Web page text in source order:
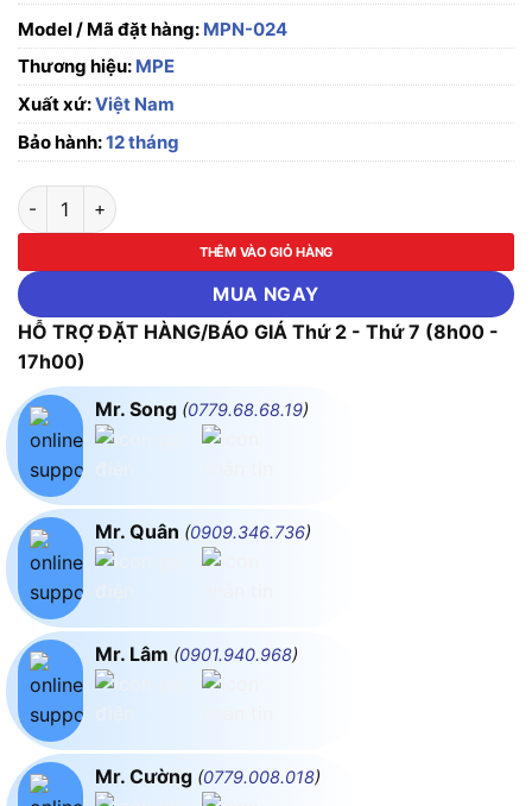
Model / Mã đặt hàng: MPN-024
Thương hiệu: MPE
Xuất xứ:Việt Nam
Bảo hành:12 tháng
Phích cắm loại di động có kẹp giữ dây 4 cực, 32A, IP44 MPE
THÊM VÀO GIỎ HÀNG
MUA NGAY
HỖ TRỢ ĐẶT HÀNG/BÁO GIÁ Thứ 2 - Thứ 7 (8h00 -
17h00)
Mr. Song (0779.68.68.19)
Mr. Quân (0909.346.736)
Mr. Lâm (0901.940.968)
Mr. Cường (0779.008.018)